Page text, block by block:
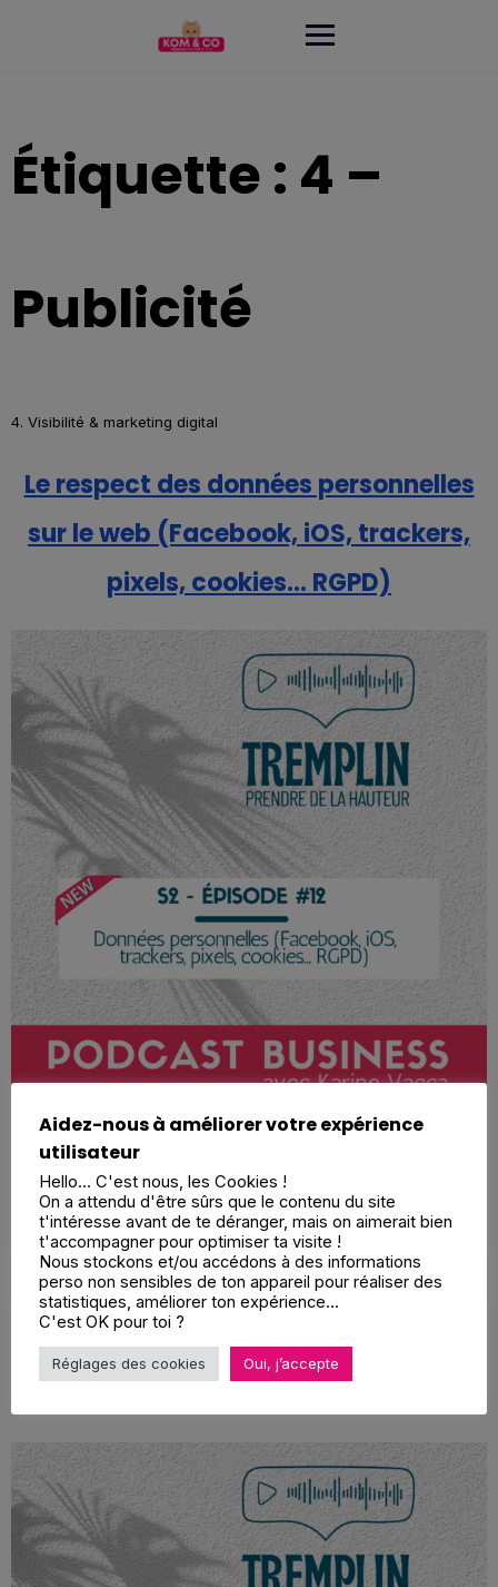
Étiquette : 4 –
Publicité
4. Visibilité & marketing digital
Le respect des données personnelles
sur le web (Facebook, iOS, trackers,
pixels, cookies… RGPD)
Continue Reading →
Publicité ou gratuité des relations
Aidez-nous à améliorer votre expérience
utilisateur
Hello... C'est nous, les Cookies !
On a attendu d'être sûrs que le contenu du site
t'intéresse avant de te déranger, mais on aimerait bien
t'accompagner pour optimiser ta visite !
Nous stockons et/ou accédons à des informations
perso non sensibles de ton appareil pour réaliser des
statistiques, améliorer ton expérience...
C'est OK pour toi ?
Réglages des cookies Oui, j’accepte